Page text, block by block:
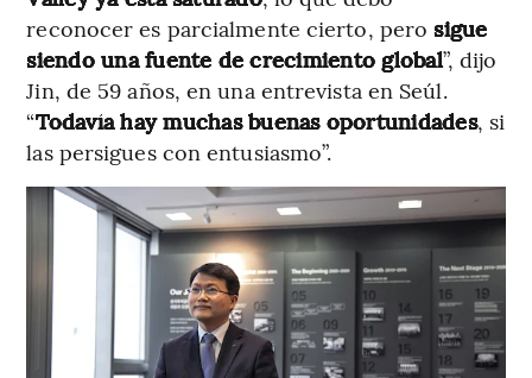
reconocer es parcialmente cierto, pero sigue
siendo una fuente de crecimiento global”, dijo
Jin, de 59 años, en una entrevista en Seúl.
“Todavía hay muchas buenas oportunidades, si
las persigues con entusiasmo”.